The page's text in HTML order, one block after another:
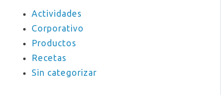
Actividades
Corporativo
Productos
Recetas
Sin categorizar